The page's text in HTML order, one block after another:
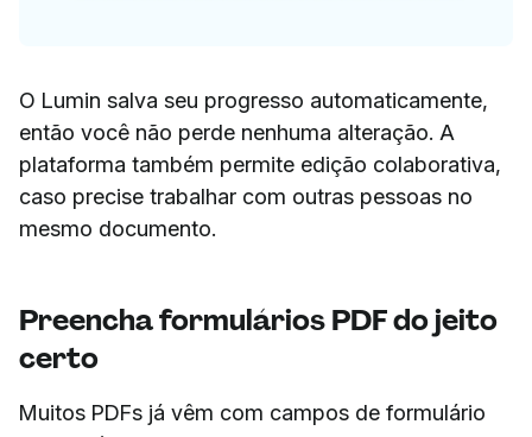
O Lumin salva seu progresso automaticamente,
então você não perde nenhuma alteração. A
plataforma também permite edição colaborativa,
caso precise trabalhar com outras pessoas no
mesmo documento.
Preencha formulários PDF do jeito
certo
Muitos PDFs já vêm com campos de formulário